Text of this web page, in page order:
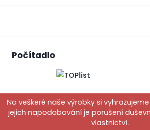
Počítadlo
Na veškeré naše výrobky si
jejich napodobování je porušení
vlastnictví.